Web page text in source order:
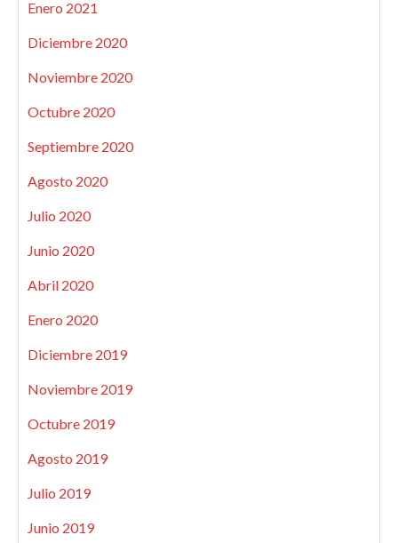
Enero 2021
Diciembre 2020
Noviembre 2020
Octubre 2020
Septiembre 2020
Agosto 2020
Julio 2020
Junio 2020
Abril 2020
Enero 2020
Diciembre 2019
Noviembre 2019
Octubre 2019
Agosto 2019
Julio 2019
Junio 2019